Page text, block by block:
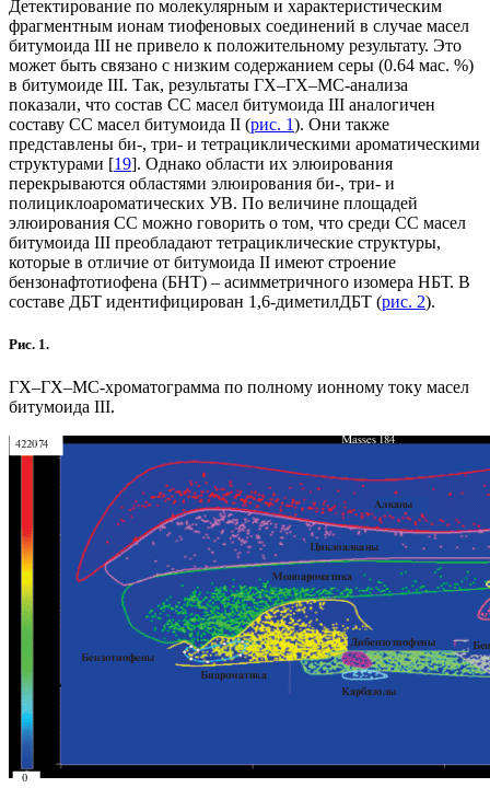
Детектирование по молекулярным и характеристическим
фрагментным ионам тиофеновых соединений в случае масел
битумоида III не привело к положительному результату. Это
может быть связано с низким содержанием серы (0.64 мас. %)
в битумоиде III. Так, результаты ГХ–ГХ–МС-анализа
показали, что состав СС масел битумоида III аналогичен
составу СС масел битумоида II (рис. 1). Они также
представлены би-, три- и тетрациклическими ароматическими
структурами [19]. Однако области их элюирования
перекрываются областями элюирования би-, три- и
полициклоароматических УВ. По величине площадей
элюирования СС можно говорить о том, что среди СС масел
битумоида III преобладают тетрациклические структуры,
которые в отличие от битумоида II имеют строение
бензонафтотиофена (БНТ) – асимметричного изомера НБТ. В
составе ДБТ идентифицирован 1,6-диметилДБТ (рис. 2).
Рис. 1.
ГХ–ГХ–МС‑хроматограмма по полному ионному току масел
битумоида III.